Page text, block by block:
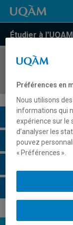
Étudier à l'UQAM
COURS//
Description du
Horaire - Été
Préférences en
Nous utilisons
informations qui
expérience sur le
d’analyser les
pouvez
« Préférences ».